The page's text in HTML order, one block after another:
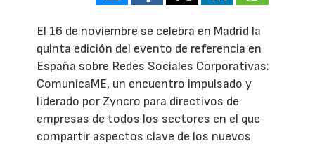
El 16 de noviembre se celebra en Madrid la
quinta edición del evento de referencia en
España sobre Redes Sociales Corporativas:
ComunícaME, un encuentro impulsado y
liderado por Zyncro para directivos de
empresas de todos los sectores en el que
compartir aspectos clave de los nuevos